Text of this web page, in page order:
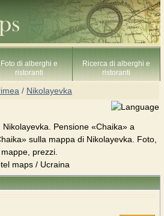
Foto di alberghi e
ristoranti
Ricerca di alberghi e
ristoranti
/ Nikolayevka
Pensione «Chaika» a
sulla mappa di Nikolayevka. Foto,
mappe, prezzi.
maps / Ucraina